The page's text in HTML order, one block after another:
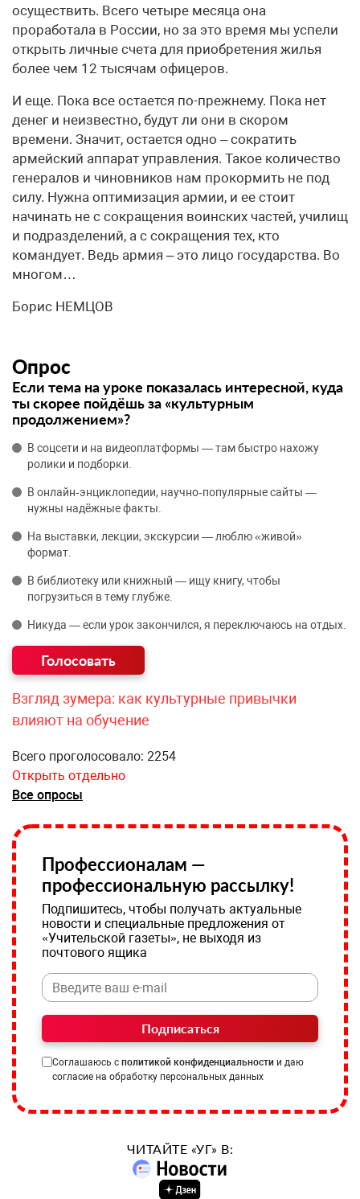
осуществить. Всего четыре месяца она
проработала в России, но за это время мы успели
открыть личные счета для приобретения жилья
более чем 12 тысячам офицеров.
И еще. Пока все остается по-прежнему. Пока нет
денег и неизвестно, будут ли они в скором
времени. Значит, остается одно – сократить
армейский аппарат управления. Такое количество
генералов и чиновников нам прокормить не под
силу. Нужна оптимизация армии, и ее стоит
начинать не с сокращения воинских частей, училищ
и подразделений, а с сокращения тех, кто
командует. Ведь армия – это лицо государства. Во
многом…
Борис НЕМЦОВ
Опрос
Если тема на уроке показалась интересной, куда
ты скорее пойдёшь за «культурным
продолжением»?
В соцсети и на видеоплатформы — там быстро нахожу
ролики и подборки.
В онлайн‑энциклопедии, научно‑популярные сайты —
нужны надёжные факты.
На выставки, лекции, экскурсии — люблю «живой»
формат.
В библиотеку или книжный — ищу книгу, чтобы
погрузиться в тему глубже.
Никуда — если урок закончился, я переключаюсь на отдых.
Взгляд зумера: как культурные привычки
влияют на обучение
Всего проголосовало: 2254
Открыть отдельно
Все опросы
Профессионалам —
профессиональную рассылку!
Подпишитесь, чтобы получать актуальные
новости и специальные предложения от
«Учительской газеты», не выходя из
почтового ящика
Подписаться
Соглашаюсь с политикой конфиденциальности и даю
согласие на обработку персональных данных
ЧИТАЙТЕ «УГ» В: